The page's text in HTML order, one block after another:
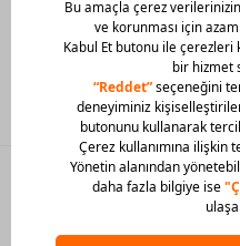
Mobil